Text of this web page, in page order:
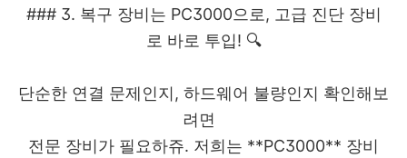
### 3. 복구 장비는 PC3000으로, 고급 진단 장비
로 바로 투입! 🔍
단순한 연결 문제인지, 하드웨어 불량인지 확인해보
려면
전문 장비가 필요하쥬. 저희는 **PC3000** 장비